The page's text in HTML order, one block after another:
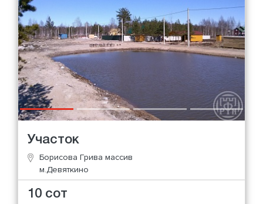
Участок
Борисова Грива массив
м.Девяткино
10 сот